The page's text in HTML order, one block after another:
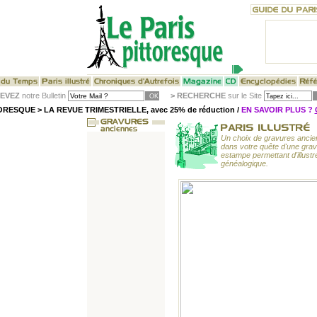
notre Bulletin > RECHERCHEsur le Site
> LA REVUE TRIMESTRIELLE, avec 25% de réduction / EN SAVOIR PLUS ?
Un choix de gravures
dans votre quête d'une
estampe permettant
généalogique.